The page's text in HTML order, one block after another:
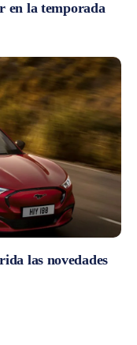
en la temporada
las novedades